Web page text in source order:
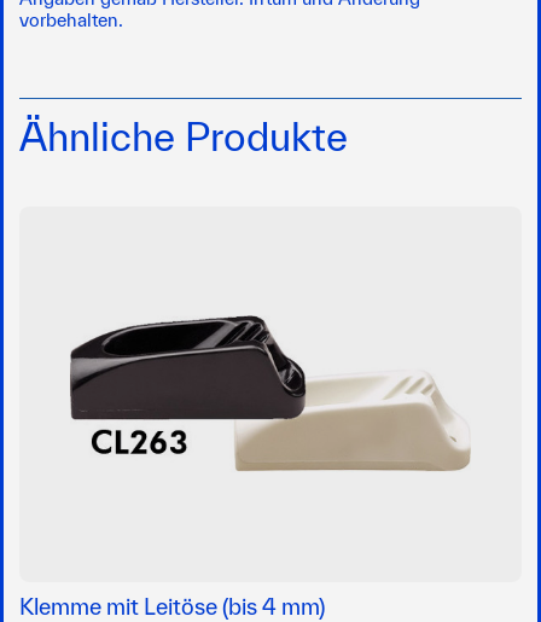
vorbehalten.
Ähnliche Produkte
Klemme mit Leitöse (bis 4 mm)